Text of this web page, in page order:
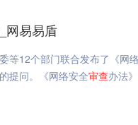
网易易盾
等12个部门联合发布了《网
提问。《网络安全审查办法